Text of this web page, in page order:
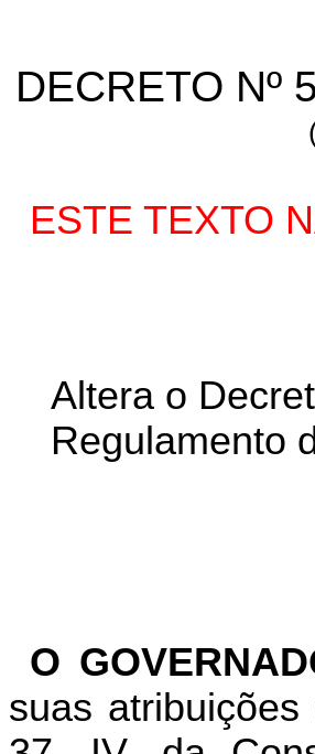
DECRETO Nº
ESTE TEXTO
Altera o
Regulamento
O
suas